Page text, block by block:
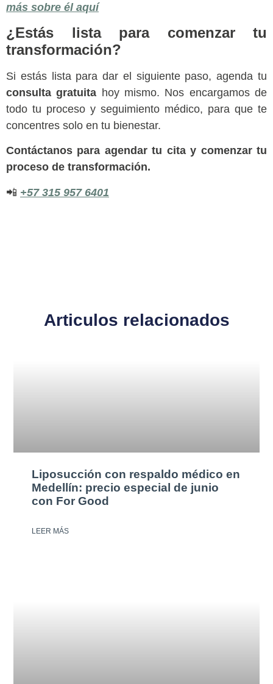
más sobre él aquí
¿Estás lista para comenzar tu
transformación?
Si estás lista para dar el siguiente paso, agenda tu
consulta gratuita hoy mismo. Nos encargamos de
todo tu proceso y seguimiento médico, para que te
concentres solo en tu bienestar.
Contáctanos para agendar tu cita y comenzar tu
proceso de transformación.
📲 +57 315 957 6401
Articulos relacionados
Liposucción con respaldo médico en
Medellín: precio especial de junio
con For Good
LEER MÁS